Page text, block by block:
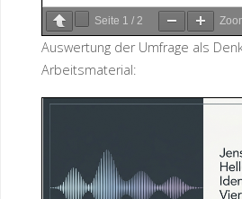
Seite 1 / 2
Auswertung der Umfrage als
Arbeitsmaterial: